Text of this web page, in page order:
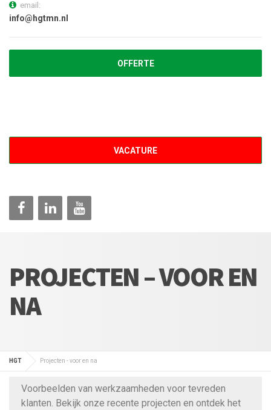
email:
info@hgtmn.nl
OFFERTE
VACATURE
PROJECTEN – VOOR EN
NA
HGT Projecten - voor en na
Voorbeelden van werkzaamheden voor tevreden
klanten. Bekijk onze recente projecten en ontdek het